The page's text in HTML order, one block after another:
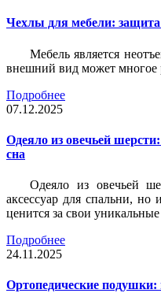
Чехлы для мебели: защита
Мебель является
внешний вид может многое
Подробнее
07.12.2025
Одеяло из овечьей
сна
Одеяло из овечьей
аксессуар для спальни, но
ценится за свои уникальные
Подробнее
24.11.2025
Ортопедические подушки: